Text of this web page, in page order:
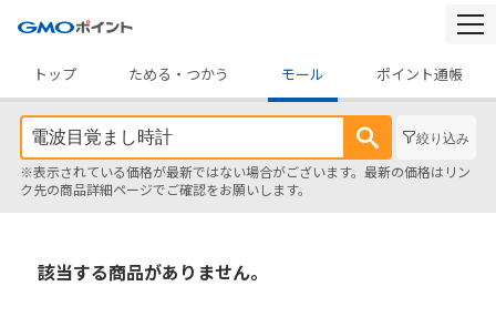
トップ
ためる・つかう モール ポイント通帳
絞り込み
※表示されている価格が最新ではない場合がございます。最新の価格はリン
ク先の商品詳細ページでご確認をお願いします。
該当する商品がありません。